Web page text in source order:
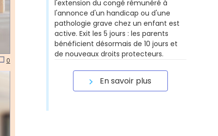
0
l'extension du congé rémunéré à
l'annonce d'un handicap ou d'une
pathologie grave chez un enfant est
active. Exit les 5 jours : les parents
bénéficient désormais de 10 jours et
de nouveaux droits protecteurs.
En savoir plus